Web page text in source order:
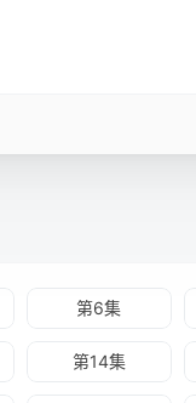
第6集
第14集